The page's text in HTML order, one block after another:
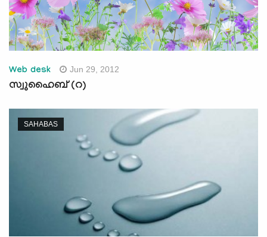
Web desk Jun 29, 2012
സ്വുഹൈബ് (റ)
SAHABAS